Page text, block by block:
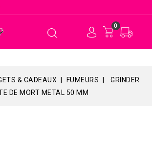
0
& CADEAUX FUMEURS
GRINDER
DE MORT METAL 50 MM